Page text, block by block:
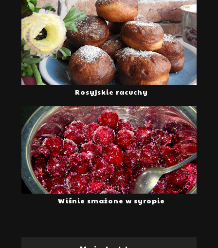
Rosyjskie racuchy
Wiśnie smażone w syropie